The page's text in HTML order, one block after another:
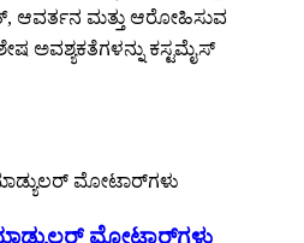
ಆವರ್ತನ ಮತ್ತು ಆರೋಹಿಸುವ
ಅವಶ್ಯಕತೆಗಳನ್ನು ಕಸ್ಟಮೈಸ್
ಮೋಟಾರ್‌ಗಳು